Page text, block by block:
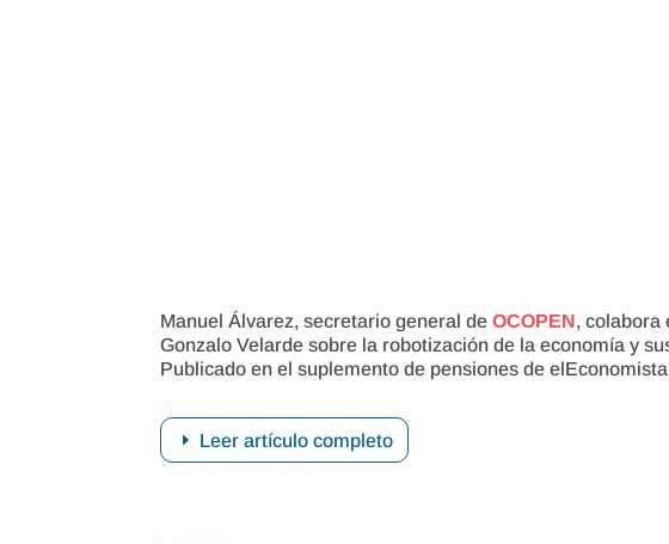
Manuel Álvarez, secretario general deOCOPEN, colabora
Gonzalo Velarde sobre la robotización de la economía y
Publicado en el suplemento de pensiones de
Leer artículo completo